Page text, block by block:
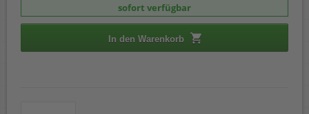
sofort verfügbar
In den Warenkorb